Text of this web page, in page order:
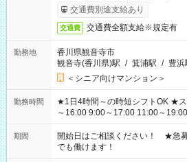
完了次第のお支払いとなります。
交通費別途支給あり
交通費 交通費全額支給※規定有
勤務地
香川県観音寺市
観音寺(香川県)駅 / 箕浦駅 / 豊浜
＜シニア向けマンション＞
勤務時間
★1日4時間～の時短シフトOK ★スタート時間選べます！ 7:00
～16:00 9:00～17:00 11:00～19:00 など
の場合、他のお仕事と合わせ週40
せん ※法令に基づき、週20時間以
象となります ※労働者派遣法（日
り、短時間・短期間の就業はご案
期間
開始日はご相談ください！ ★急
でも働けます！